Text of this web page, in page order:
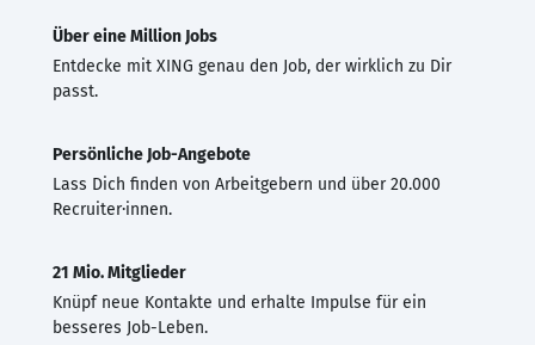
Über eine Million Jobs
Entdecke mit XING genau den Job, der wirklich zu Dir
passt.
Persönliche Job-Angebote
Lass Dich finden von Arbeitgebern und über 20.000
Recruiter·innen.
21 Mio. Mitglieder
Knüpf neue Kontakte und erhalte Impulse für ein
besseres Job-Leben.